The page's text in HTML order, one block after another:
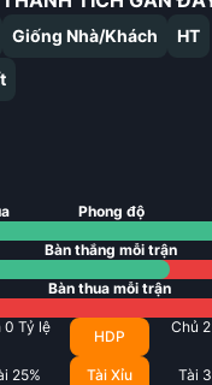
Giống Nhà/Khách HT
Phong độ
Bàn thắng mỗi trận
Bàn thua mỗi trận
0 Tỷ lệ
HDP
Chủ 2
25% Tài Xỉu Tài 3